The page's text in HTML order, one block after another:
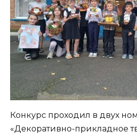
Конкурс проходил в двух
«Декоративно-прикладное